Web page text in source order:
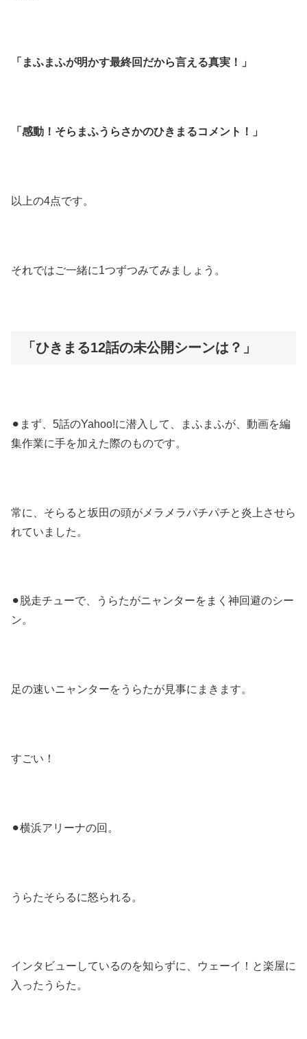
「まふまふが明かす最終回だから言える真実！」
「感動！そらまふうらさかのひきまるコメント！」
以上の4点です。
それではご一緒に1つずつみてみましょう。
「ひきまる12話の未公開シーンは？」
⚫︎まず、5話のYahoo!に潜入して、まふまふが、動画を編
集作業に手を加えた際のものです。
常に、そらると坂田の頭がメラメラパチパチと炎上させら
れていました。
⚫︎脱走チューで、うらたがニャンターをまく神回避のシー
ン。
足の速いニャンターをうらたが見事にまきます。
すごい！
⚫︎横浜アリーナの回。
うらたそらるに怒られる。
インタビューしているのを知らずに、ウェーイ！と楽屋に
入ったうらた。